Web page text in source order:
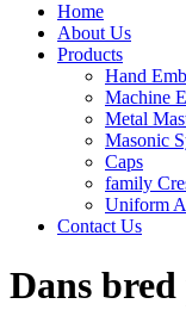
Home
About Us
Products
Hand
Machine
Metal
Masonic
Caps
family
Uniform
Contact Us
Dans